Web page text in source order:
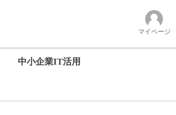
マイページ
中小企業IT活用